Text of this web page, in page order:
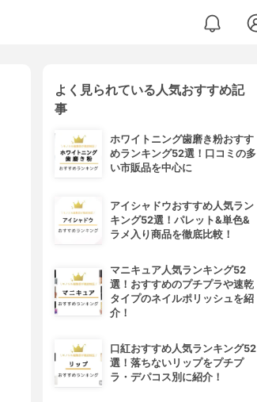
よく見られている人気おすすめ記
事
ホワイトニング歯磨き粉おすす
めランキング52選！口コミの多
い市販品を中心に
アイシャドウおすすめ人気ラン
キング52選！パレット&単色&
ラメ入り商品を徹底比較！
マニキュア人気ランキング52
選！おすすめのプチプラや速乾
タイプのネイルポリッシュを紹
介！
口紅おすすめ人気ランキング52
選！落ちないリップをプチプ
ラ・デパコス別に紹介！